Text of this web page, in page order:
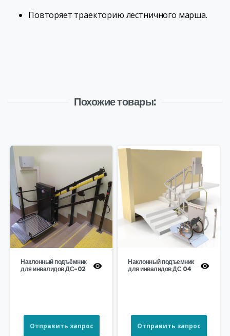
Повторяет траекторию лестничного марша.
Похожие товары:
Наклонный подъёмник
для инвалидов ДС-02
Отправить запрос
Наклонный подъемник
для инвалидов ДС 04
Отправить запрос